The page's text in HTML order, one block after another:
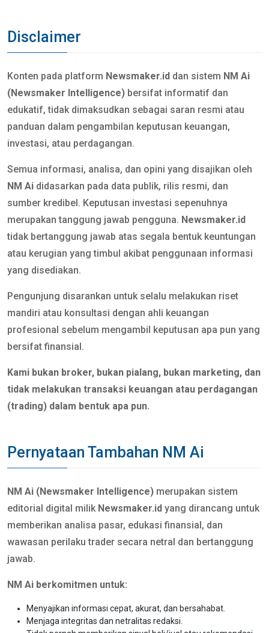
Disclaimer
Konten pada platform Newsmaker.id dan sistem NM Ai
(Newsmaker Intelligence) bersifat informatif dan
edukatif, tidak dimaksudkan sebagai saran resmi atau
panduan dalam pengambilan keputusan keuangan,
investasi, atau perdagangan.
Semua informasi, analisa, dan opini yang disajikan oleh
NM Ai didasarkan pada data publik, rilis resmi, dan
sumber kredibel. Keputusan investasi sepenuhnya
merupakan tanggung jawab pengguna. Newsmaker.id
tidak bertanggung jawab atas segala bentuk keuntungan
atau kerugian yang timbul akibat penggunaan informasi
yang disediakan.
Pengunjung disarankan untuk selalu melakukan riset
mandiri atau konsultasi dengan ahli keuangan
profesional sebelum mengambil keputusan apa pun yang
bersifat finansial.
Kami bukan broker, bukan pialang, bukan marketing, dan
tidak melakukan transaksi keuangan atau perdagangan
(trading) dalam bentuk apa pun.
Pernyataan Tambahan NM Ai
NM Ai (Newsmaker Intelligence) merupakan sistem
editorial digital milik Newsmaker.id yang dirancang untuk
memberikan analisa pasar, edukasi finansial, dan
wawasan perilaku trader secara netral dan bertanggung
jawab.
NM Ai berkomitmen untuk:
Menyajikan informasi cepat, akurat, dan bersahabat.
Menjaga integritas dan netralitas redaksi.